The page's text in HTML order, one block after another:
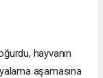
hayvanın
aşamasına